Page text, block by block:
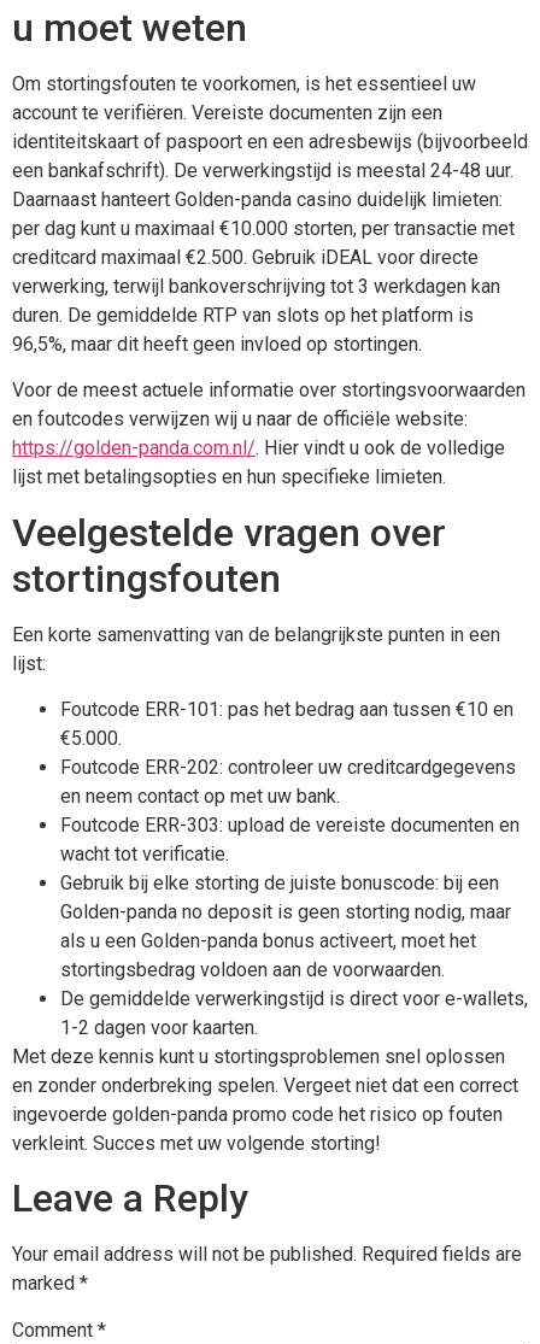
u moet weten
Om stortingsfouten te voorkomen, is het essentieel uw
account te verifiëren. Vereiste documenten zijn een
identiteitskaart of paspoort en een adresbewijs (bijvoorbeeld
een bankafschrift). De verwerkingstijd is meestal 24-48 uur.
Daarnaast hanteert Golden-panda casino duidelijk limieten:
per dag kunt u maximaal €10.000 storten, per transactie met
creditcard maximaal €2.500. Gebruik iDEAL voor directe
verwerking, terwijl bankoverschrijving tot 3 werkdagen kan
duren. De gemiddelde RTP van slots op het platform is
96,5%, maar dit heeft geen invloed op stortingen.
Voor de meest actuele informatie over stortingsvoorwaarden
en foutcodes verwijzen wij u naar de officiële website:
https://golden-panda.com.nl/. Hier vindt u ook de volledige
lijst met betalingsopties en hun specifieke limieten.
Veelgestelde vragen over
stortingsfouten
Een korte samenvatting van de belangrijkste punten in een
lijst:
Foutcode ERR-101: pas het bedrag aan tussen €10 en
€5.000.
Foutcode ERR-202: controleer uw creditcardgegevens
en neem contact op met uw bank.
Foutcode ERR-303: upload de vereiste documenten en
wacht tot verificatie.
Gebruik bij elke storting de juiste bonuscode: bij een
Golden-panda no deposit is geen storting nodig, maar
als u een Golden-panda bonus activeert, moet het
stortingsbedrag voldoen aan de voorwaarden.
De gemiddelde verwerkingstijd is direct voor e-wallets,
1-2 dagen voor kaarten.
Met deze kennis kunt u stortingsproblemen snel oplossen
en zonder onderbreking spelen. Vergeet niet dat een correct
ingevoerde golden-panda promo code het risico op fouten
verkleint. Succes met uw volgende storting!
Leave a Reply
Your email address will not be published. Required fields are
marked *
Comment *